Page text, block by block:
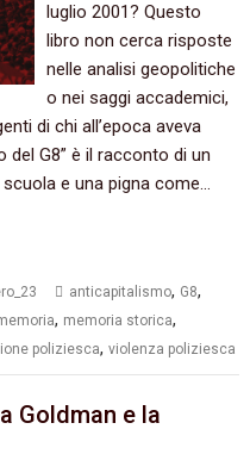
luglio 2001? Questo
libro non cerca risposte
nelle analisi geopolitiche
o nei saggi accademici,
di chi all’epoca aveva
del G8” è il racconto di un
e una pigna come…
anticapitalismo, G8,
, memoria storica,
poliziesca,violenza poliziesca
Goldman e la